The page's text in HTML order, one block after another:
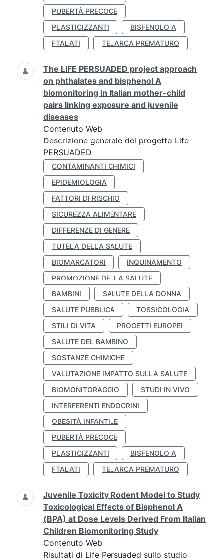
PUBERTÀ PRECOCE
PLASTICIZZANTI
BISFENOLO A
FTALATI
TELARCA PREMATURO
The LIFE PERSUADED project approach
on phthalates and bisphenol A
biomonitoring in Italian mother-child
pairs linking exposure and juvenile
diseases
Contenuto Web
Descrizione generale del progetto Life
PERSUADED
CONTAMINANTI CHIMICI
EPIDEMIOLOGIA
FATTORI DI RISCHIO
SICUREZZA ALIMENTARE
DIFFERENZE DI GENERE
TUTELA DELLA SALUTE
BIOMARCATORI
INQUINAMENTO
PROMOZIONE DELLA SALUTE
BAMBINI
SALUTE DELLA DONNA
SALUTE PUBBLICA
TOSSICOLOGIA
STILI DI VITA
PROGETTI EUROPEI
SALUTE DEL BAMBINO
SOSTANZE CHIMICHE
VALUTAZIONE IMPATTO SULLA SALUTE
BIOMONITORAGGIO
STUDI IN VIVO
INTERFERENTI ENDOCRINI
OBESITÀ INFANTILE
PUBERTÀ PRECOCE
PLASTICIZZANTI
BISFENOLO A
FTALATI
TELARCA PREMATURO
Juvenile Toxicity Rodent Model to Study
Toxicological Effects of Bisphenol A
(BPA) at Dose Levels Derived From Italian
Children Biomonitoring Study
Contenuto Web
Risultati di Life Persuaded sullo studio